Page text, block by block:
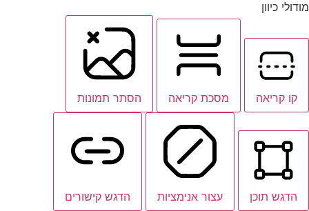
מודולי כיוון
קו קריאה מסכת קריאה הסתר תמונות
הדגש תוכן עצור אנימציות הדגש קישורים